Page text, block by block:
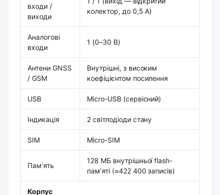
входи /
виходи
колектор, до 0,5 А)
Аналогові
входи
1 (0–30 В)
Антени GNSS
/ GSM
Внутрішні, з високим
коефіцієнтом посилення
USB Micro-USB (сервісний)
Індикація 2 світлодіоди стану
SIM Micro-SIM
Пам’ять
128 МБ внутрішньої flash-
пам’яті (≈422 400 записів)
Корпус